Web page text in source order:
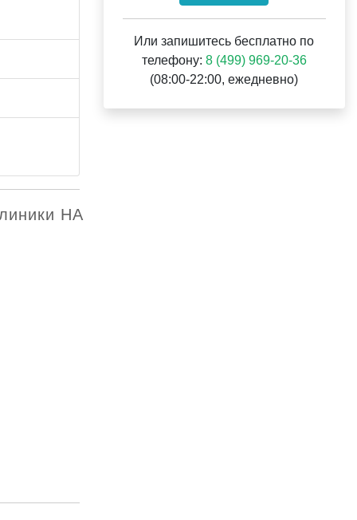
НА
Или запишитесь бесплатно по
телефону: 8 (499) 969-20-36
(08:00-22:00, ежедневно)